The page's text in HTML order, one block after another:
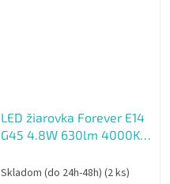
LED žiarovka Forever E14
G45 4.8W 630lm 4000K
trieda E
Skladom (do 24h-48h) (2 ks)